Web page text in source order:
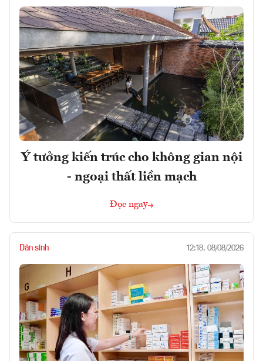
Ý tưởng kiến trúc cho không gian nội
- ngoại thất liền mạch
Đọc ngay
Dân sinh 12:18, 08/08/2026